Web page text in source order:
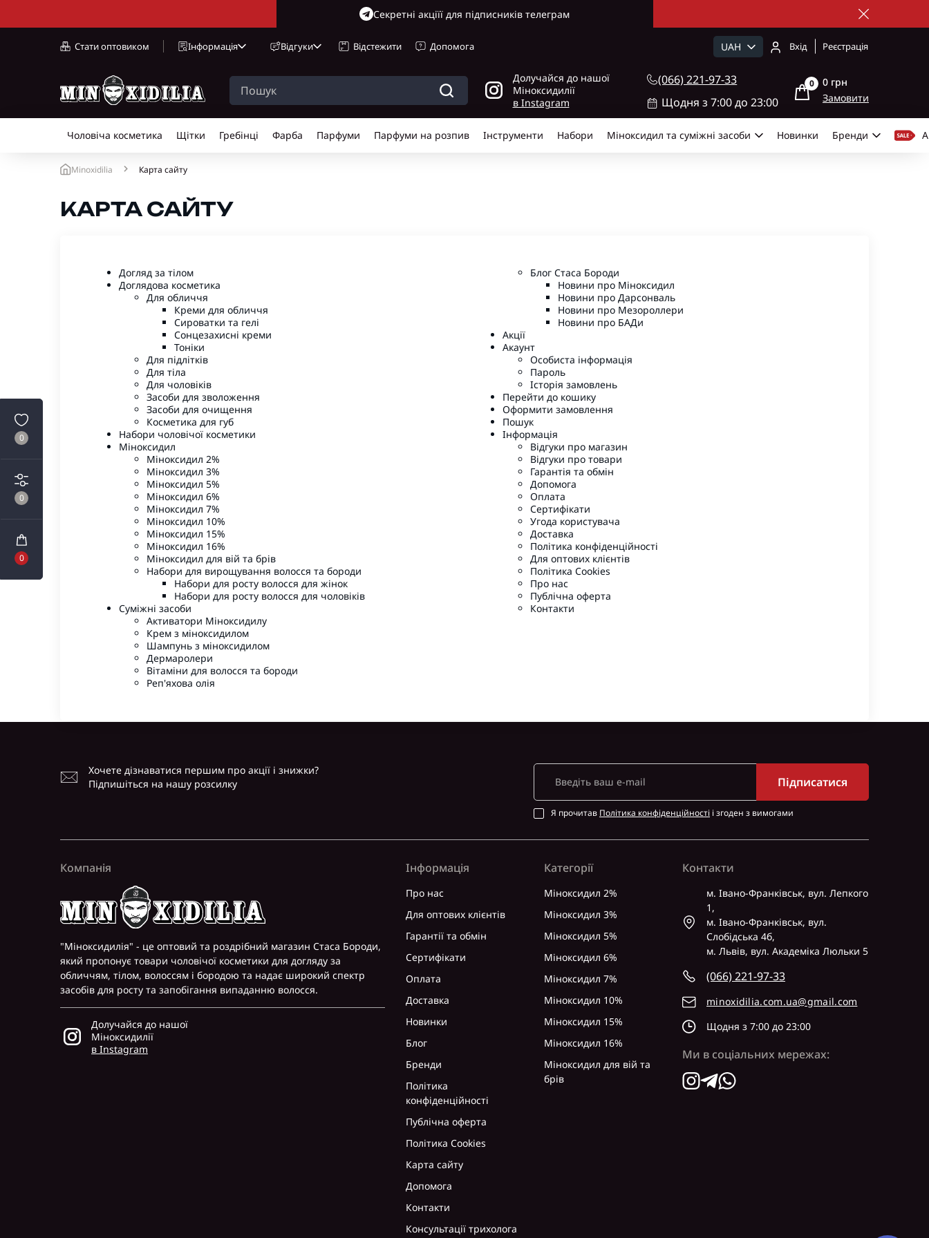
0
0
0
Cекретні акціїї для підписників телеграм
Стати оптовиком Інформація Відгуки Відстежити Допомога UAH Вхід Реєстрація
Долучайся до нашої
Міноксидилії
в Instagram
(066) 221-97-33
Щодня з 7:00 до 23:00
0
0 грн
Замовити
Чоловіча косметика Щітки Гребінці Фарба Парфуми Парфуми на розпив Інструменти Набори Міноксидил та суміжні засоби Новинки Бренди
Minoxidilia Карта сайту
КАРТА САЙТУ
Догляд за тілом
Доглядова косметика
Для обличчя
Креми для обличчя
Сироватки та гелі
Сонцезахисні креми
Тоніки
Для підлітків
Для тіла
Для чоловіків
Засоби для зволоження
Засоби для очищення
Косметика для губ
Набори чоловічої косметики
Міноксидил
Міноксидил 2%
Міноксидил 3%
Міноксидил 5%
Міноксидил 6%
Міноксидил 7%
Міноксидил 10%
Міноксидил 15%
Міноксидил 16%
Міноксидил для вій та брів
Набори для вирощування волосся та бороди
Набори для росту волосся для жінок
Набори для росту волосся для чоловіків
Суміжні засоби
Активатори Міноксидилу
Крем з міноксидилом
Шампунь з міноксидилом
Дермаролери
Вітаміни для волосся та бороди
Реп'яхова олія
Блог Стаса Бороди
Новини про Міноксидил
Новини про Дарсонваль
Новини про Мезороллери
Новини про БАДи
Акції
Акаунт
Особиста інформація
Пароль
Історія замовлень
Перейти до кошику
Оформити замовлення
Пошук
Інформація
Відгуки про магазин
Відгуки про товари
Гарантія та обмін
Допомога
Оплата
Сертифікати
Угода користувача
Доставка
Політика конфіденційності
Для оптових клієнтів
Політика Cookies
Про нас
Публічна оферта
Контакти
Хочете дізнаватися першим про акції і знижки?
Підпишіться на нашу розсилку
Підписатися
Я прочитав Політика конфіденційності і згоден з вимогами
Компанія
"Міноксидилія" - це оптовий та роздрібний магазин Стаса Бороди,
який пропонує товари чоловічої косметики для догляду за
обличчям, тілом, волоссям і бородою та надає широкий спектр
засобів для росту та запобігання випаданню волосся.
Долучайся до нашої
Міноксидилії
в Instagram
Інформація
Про нас
Для оптових клієнтів
Гарантії та обмін
Сертифікати
Оплата
Доставка
Новинки
Блог
Бренди
Політика
конфіденційності
Публічна оферта
Політика Cookies
Карта сайту
Допомога
Контакти
Консультації трихолога
Категорії
Міноксидил 2%
Міноксидил 3%
Міноксидил 5%
Міноксидил 6%
Міноксидил 7%
Міноксидил 10%
Міноксидил 15%
Міноксидил 16%
Міноксидил для вій та
брів
Контакти
м. Івано-Франківськ, вул. Лепкого
1,
м. Івано-Франківськ, вул.
Слобідська 4б,
м. Львів, вул. Академіка Люльки 5
(066) 221-97-33
minoxidilia.com.ua@gmail.com
Щодня з 7:00 до 23:00
Ми в соціальних мережах: